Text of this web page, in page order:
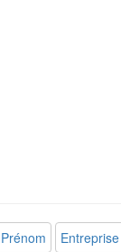
Prénom Entreprise